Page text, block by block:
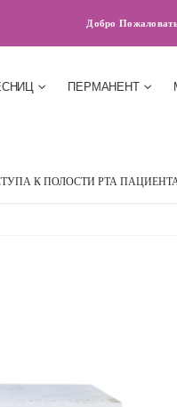
Добро
ПЕРМАНЕНТ
К ПОЛОСТИ РТА ПАЦИЕНТА